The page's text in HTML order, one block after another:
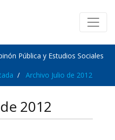
Pública y Estudios Sociales
Archivo Julio de 2012
2012